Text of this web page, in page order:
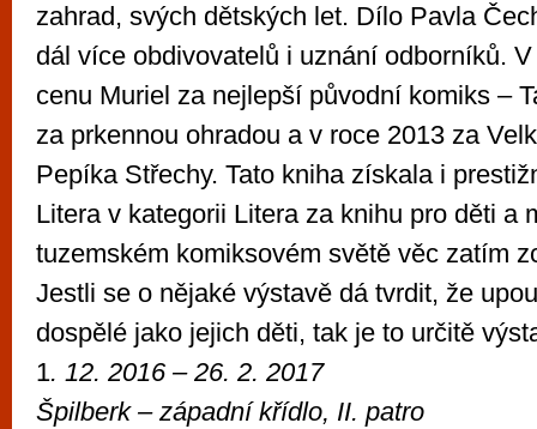
zahrad, svých dětských let. Dílo Pavla
dál více obdivovatelů i uznání odborníků.
cenu Muriel za nejlepší původní komiks –
za prkennou ohradou a v roce 2013 za
Pepíka Střechy. Tato kniha získala i
Litera v kategorii Litera za knihu pro děti a
tuzemském komiksovém světě věc zatím
Jestli se o nějaké výstavě dá tvrdit, že
dospělé jako jejich děti, tak je to určitě
1. 12. 2016 – 26. 2. 2017
Špilberk – západní křídlo, II. patro